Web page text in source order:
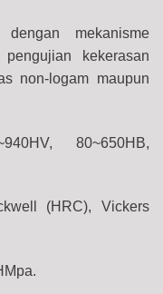
mekanisme
kekerasan
non-logam maupun
80~650HB,
(HRC), Vickers